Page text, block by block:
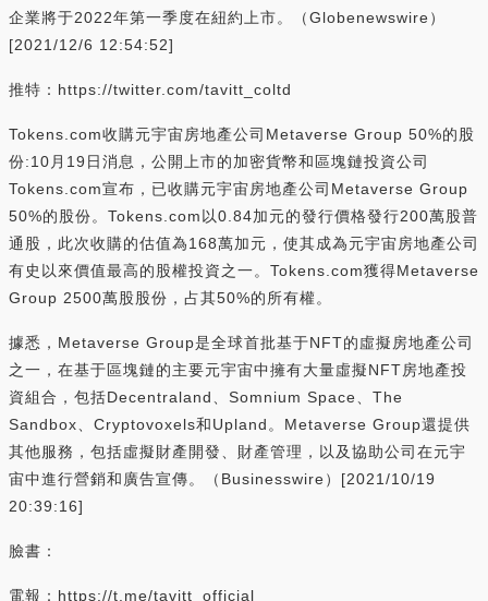
企業將于2022年第一季度在紐約上市。（Globenewswire）
[2021/12/6 12:54:52]
推特：https://twitter.com/tavitt_coltd
Tokens.com收購元宇宙房地產公司Metaverse Group 50%的股
份:10月19日消息，公開上市的加密貨幣和區塊鏈投資公司
Tokens.com宣布，已收購元宇宙房地產公司Metaverse Group
50%的股份。Tokens.com以0.84加元的發行價格發行200萬股普
通股，此次收購的估值為168萬加元，使其成為元宇宙房地產公司
有史以來價值最高的股權投資之一。Tokens.com獲得Metaverse
Group 2500萬股股份，占其50%的所有權。
據悉，Metaverse Group是全球首批基于NFT的虛擬房地產公司
之一，在基于區塊鏈的主要元宇宙中擁有大量虛擬NFT房地產投
資組合，包括Decentraland、Somnium Space、The
Sandbox、Cryptovoxels和Upland。Metaverse Group還提供
其他服務，包括虛擬財產開發、財產管理，以及協助公司在元宇
宙中進行營銷和廣告宣傳。（Businesswire）[2021/10/19
20:39:16]
臉書：
電報：https://t.me/tavitt_official